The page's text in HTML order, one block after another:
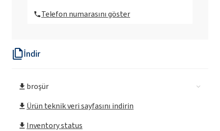
İndir
broşür
Ürün teknik veri sayfasını indirin
Inventory status
Telefon numarasını göster